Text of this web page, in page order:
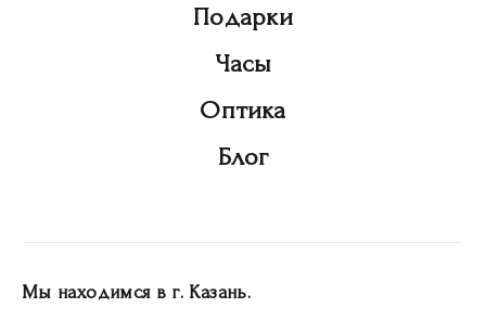
Подарки
Часы
Оптика
Блог
Мы находимся в г. Казань.